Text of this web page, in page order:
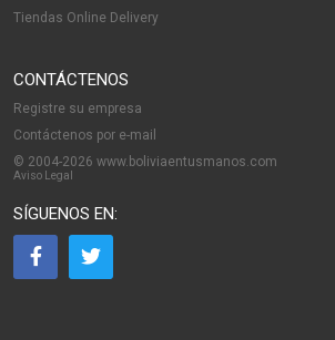
Tiendas Online Delivery
CONTÁCTENOS
Registre su empresa
Contáctenos por e-mail
© 2004-2026 www.boliviaentusmanos.com
Aviso Legal
SÍGUENOS EN: